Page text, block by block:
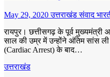
May 29, 2020उत्तराखंड संवाद
रायपुर। छत्तीसगढ़ के पूर्व मुख्यमंत्री
साल की उम्र में उन्होंने अंतिम सांस
(Cardiac Arrest) के बाद…
उत्तराखंड